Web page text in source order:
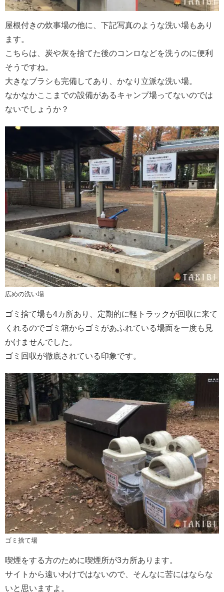
屋根付きの炊事場の他に、下記写真のような洗い場もあり
ます。
こちらは、炭や灰を捨てた後のコンロなどを洗うのに便利
そうですね。
大きなブラシも完備してあり、かなり立派な洗い場。
なかなかここまでの設備があるキャンプ場ってないのでは
ないでしょうか？
広めの洗い場
ゴミ捨て場も4カ所あり、定期的に軽トラックが回収に来て
くれるのでゴミ箱からゴミがあふれている場面を一度も見
かけませんでした。
ゴミ回収が徹底されている印象です。
ゴミ捨て場
喫煙をする方のために喫煙所が3カ所あります。
サイトから遠いわけではないので、そんなに苦にはならな
いと思いますよ。